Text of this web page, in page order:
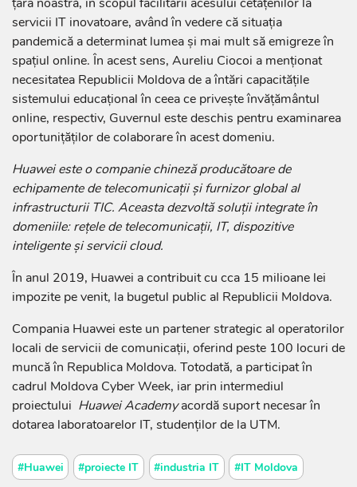
servicii IT inovatoare, având în vedere că situația
pandemică a determinat lumea și mai mult să emigreze în
spațiul online. În acest sens, Aureliu Ciocoi a menționat
necesitatea Republicii Moldova de a întări capacitățile
sistemului educațional în ceea ce privește învățământul
online, respectiv, Guvernul este deschis pentru examinarea
oportunițăților de colaborare în acest domeniu.
Huawei este o companie chineză producătoare de
echipamente de telecomunicații și furnizor global al
infrastructurii TIC. Aceasta dezvoltă soluții integrate în
domeniile: rețele de telecomunicații, IT, dispozitive
inteligente și servicii cloud.
În anul 2019, Huawei a contribuit cu cca 15 milioane lei
impozite pe venit, la bugetul public al Republicii Moldova.
Compania Huawei este un partener strategic al operatorilor
locali de servicii de comunicații, oferind peste 100 locuri de
muncă în Republica Moldova. Totodată, a participat în
cadrul Moldova Cyber Week, iar prin intermediul
proiectului Huawei Academyacordă suport necesar în
dotarea laboratoarelor IT, studenților de la UTM.
#Huawei #proiecte IT #industria IT #IT Moldova